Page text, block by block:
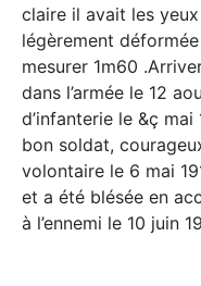
claire il avait les
légèrement
mesurer 1m60
dans l’armée le 12
d’infanterie le &ç mai
bon soldat,
volontaire le 6 mai
et a été blésée en
à l’ennemi le 10 juin